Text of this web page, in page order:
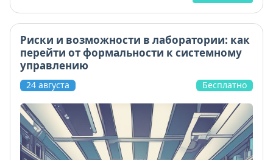
Риски и возможности в лаборатории: как
перейти от формальности к системному
управлению
24 августа Бесплатно